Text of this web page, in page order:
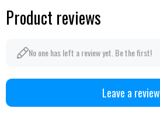
Product reviews
No one has left a review yet. Be the first!
Leave a review